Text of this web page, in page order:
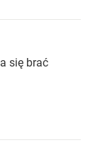
się brać